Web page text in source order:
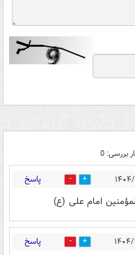
بررسی: 0
7 پاسخ
امام علی (ع)
5 پاسخ